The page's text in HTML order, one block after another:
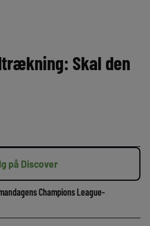
Skal den
på Discover
Champions League-